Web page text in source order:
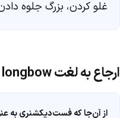
غلو کردن، بزرگ جلوه
ارجاع به لغت longbow
از آن‌جا که فست‌دیکشنری به